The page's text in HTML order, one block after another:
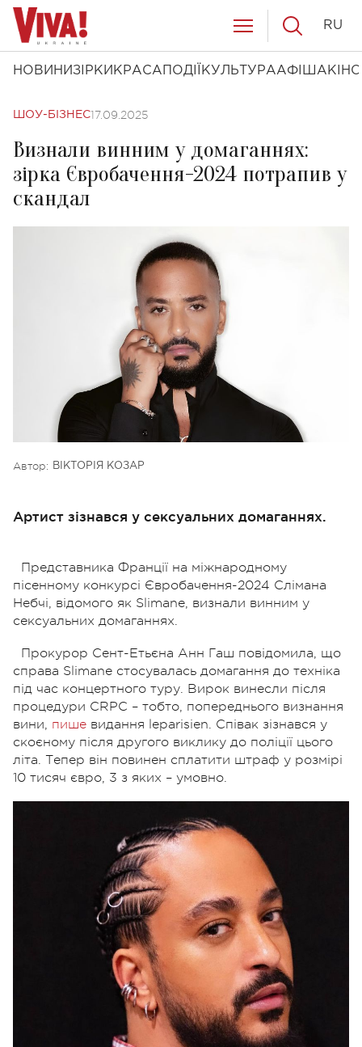
НОВИНИ ЗІРКИ КРАСА ПОДІЇ КУЛЬТУРААФІША КІНО
RU
ШОУ-БІЗНЕС17.09.2025
Визнали винним у домаганнях:
зірка Євробачення-2024 потрапив у
скандал
Автор: ВІКТОРІЯ КОЗАР
Артист зізнався у сексуальних домаганнях.
Представника Франції на міжнародному
пісенному конкурсі Євробачення-2024 Слімана
Небчі, відомого як Slimane, визнали винним у
сексуальних домаганнях.
Прокурор Сент-Етьєна Анн Гаш повідомила, що
справа Slimane стосувалась домагання до техніка
під час концертного туру. Вирок винесли після
процедури CRPC – тобто, попереднього визнання
вини, пише видання leparisien. Співак зізнався у
скоєному після другого виклику до поліції цього
літа. Тепер він повинен сплатити штраф у розмірі
10 тисяч євро, 3 з яких – умовно.